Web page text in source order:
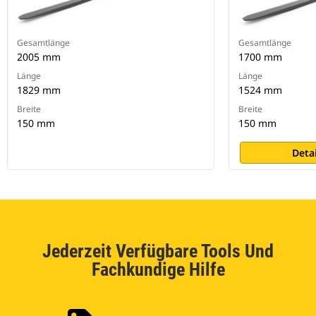
Gesamtlänge
2005 mm
Länge
1829 mm
Breite
150 mm
Gesamtlänge
1700 mm
Länge
1524 mm
Breite
150 mm
Jederzeit Verfügbare Tools Und
Fachkundige Hilfe